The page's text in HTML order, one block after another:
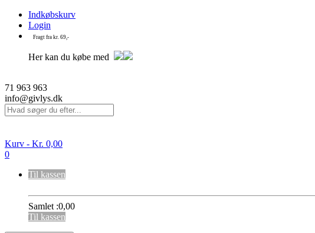
Indkøbskurv
Login
Fragt fra kr. 69,-
Her kan du købe med
71 963 963
info@givlys.dk
Kurv - Kr. 0,00
0
Til kassen
Samlet :0,00
Til kassen